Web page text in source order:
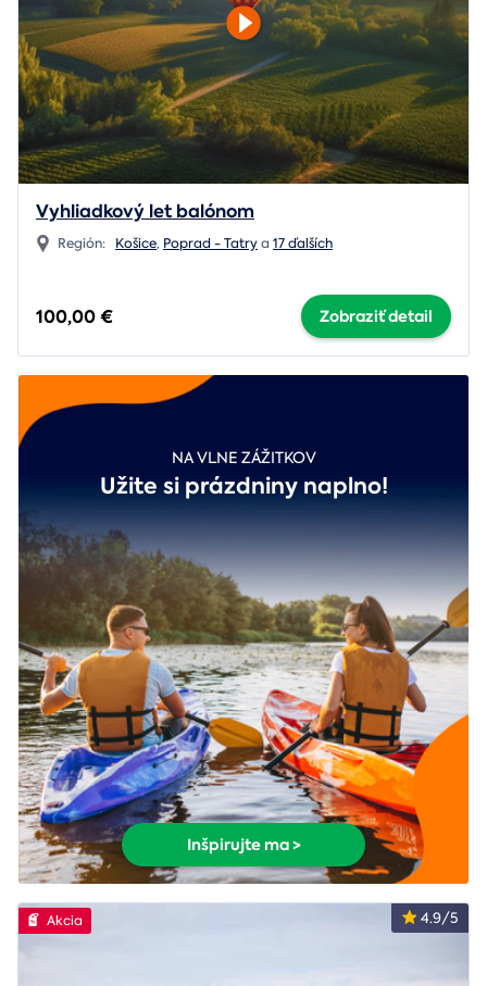
Vyhliadkový let balónom
Región: Košice, Poprad - Tatrya 17 ďalších
100,00 € Zobraziť detail
NA VLNE ZÁŽITKOV
Užite si prázdniny naplno!
Inšpirujte ma >
4.9/5
Akcia